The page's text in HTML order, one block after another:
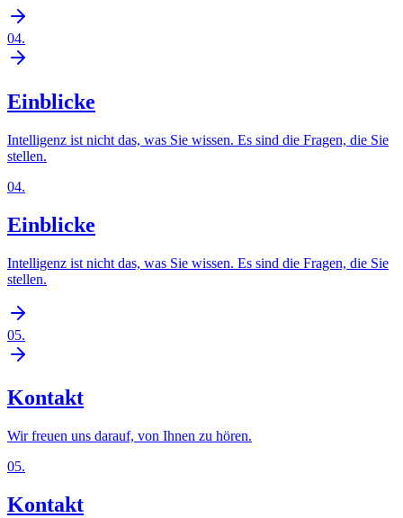
04.
Einblicke
Intelligenz ist nicht das, was Sie wissen. Es sind die Fragen, die Sie
stellen.
04.
Einblicke
Intelligenz ist nicht das, was Sie wissen. Es sind die Fragen, die Sie
stellen.
05.
Kontakt
Wir freuen uns darauf, von Ihnen zu hören.
05.
Kontakt